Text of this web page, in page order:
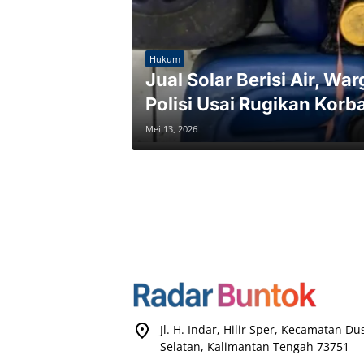
Hukum
Jual Solar Berisi Air,
Polisi Usai Rugikan
Mei 13, 2026
Jl. H. Indar, Hilir Sper, Kecamatan
Selatan, Kalimantan Tengah 73751